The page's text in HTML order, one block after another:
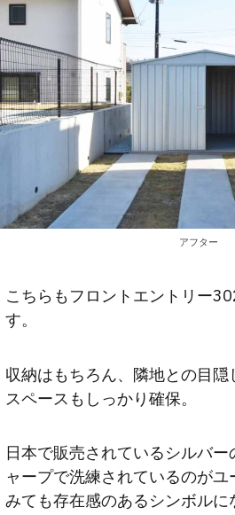
アフター
こちらもフロントエントリー
す。
収納はもちろん、隣地との目隠
スペースもしっかり確保。
日本で販売されているシルバ
ャープで洗練されているのがユ
みても存在感のあるシンボルに